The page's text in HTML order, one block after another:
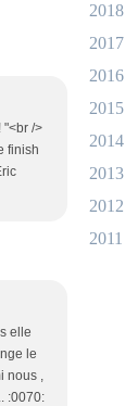
"<br />
finish
elle
le
nous ,
:0070:
2018
2017
2016
2015
2014
2013
2012
2011